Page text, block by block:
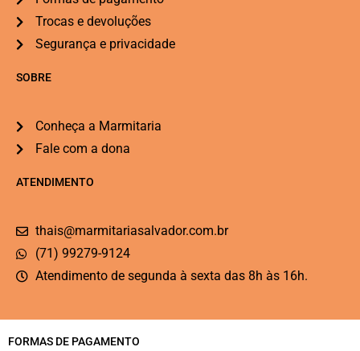
Trocas e devoluções
Segurança e privacidade
SOBRE
Conheça a Marmitaria
Fale com a dona
ATENDIMENTO
thais@marmitariasalvador.com.br
(71) 99279-9124
Atendimento de segunda à sexta das 8h às 16h.
FORMAS DE PAGAMENTO